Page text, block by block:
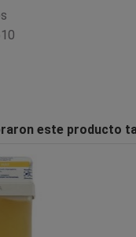
este producto